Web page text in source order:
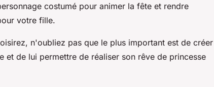
costumé pour animer la fête et rendre
votre fille.
n'oubliez pas que le plus important est de créer
et de lui permettre de réaliser son rêve de princesse